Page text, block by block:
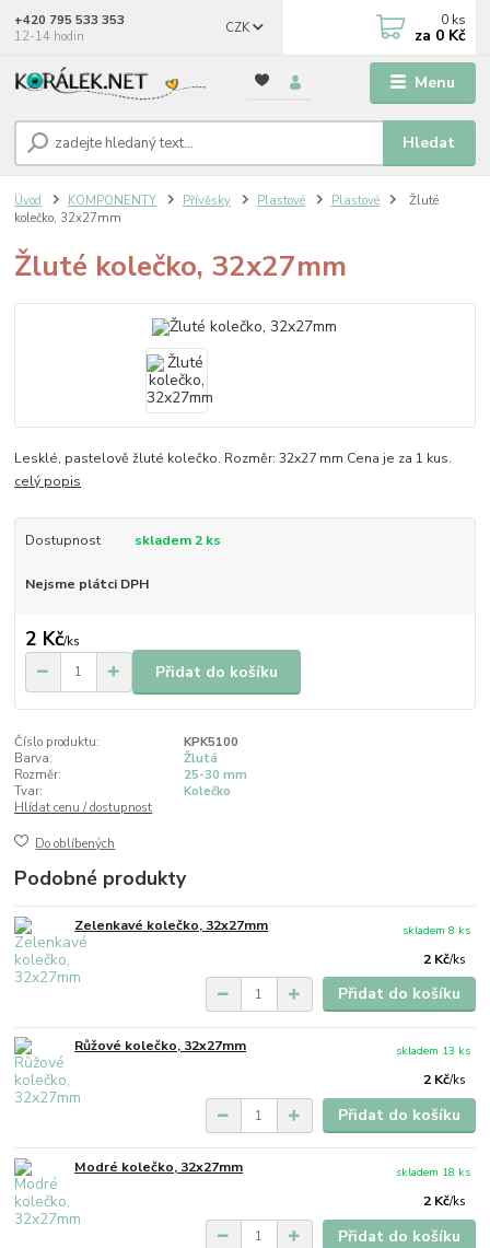
Menu
CZK
Hledat
+420 795 533 353
12-14 hodin
0 ks
za 0 Kč
Úvod KOMPONENTY Přívěsky Plastové Plastové
Žluté
kolečko, 32x27mm
Žluté kolečko, 32x27mm
Lesklé, pastelově žluté kolečko. Rozměr: 32x27 mm Cena je za 1 kus.
celý popis
Dostupnost skladem 2 ks
Nejsme plátci DPH
2 Kč/ks
Přidat do košíku
Číslo produktu:
KPK5100
Barva:
Žlutá
Rozměr:
25-30 mm
Tvar:
Kolečko
Hlídat cenu / dostupnost
Do oblíbených
Podobné produkty
Zelenkavé kolečko, 32x27mm
2 Kč/ks
skladem 8 ks
Přidat do košíku
Růžové kolečko, 32x27mm
2 Kč/ks
skladem 13 ks
Přidat do košíku
Modré kolečko, 32x27mm
2 Kč/ks
skladem 18 ks
Přidat do košíku